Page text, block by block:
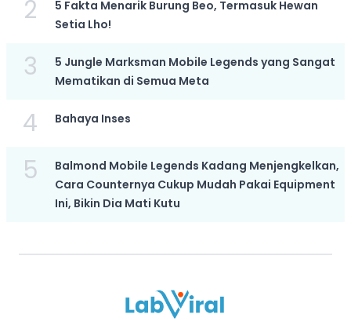
2
5 Fakta Menarik Burung Beo, Termasuk Hewan
Setia Lho!
3
5 Jungle Marksman Mobile Legends yang Sangat
Mematikan di Semua Meta
4 Bahaya Inses
5
Balmond Mobile Legends Kadang Menjengkelkan,
Cara Counternya Cukup Mudah Pakai Equipment
Ini, Bikin Dia Mati Kutu